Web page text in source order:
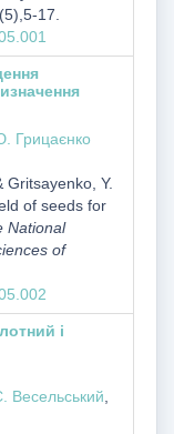
17.
Грицаєнко
Gritsayenko, Y.
of seeds for
National
of
і
Весельський